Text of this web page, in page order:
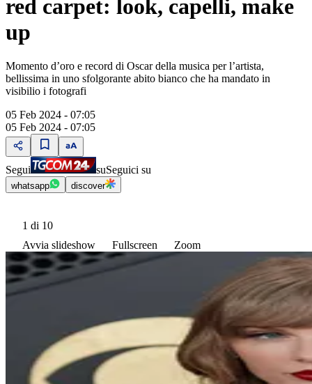
red carpet: look, capelli, make
up
Momento d’oro e record di Oscar della musica per l’artista,
bellissima in uno sfolgorante abito bianco che ha mandato in
visibilio i fotografi
05 Feb 2024 - 07:05
05 Feb 2024 - 07:05
Segui suSeguici su
whatsapp discover
1 di 10
Avvia slideshow
Fullscreen Zoom